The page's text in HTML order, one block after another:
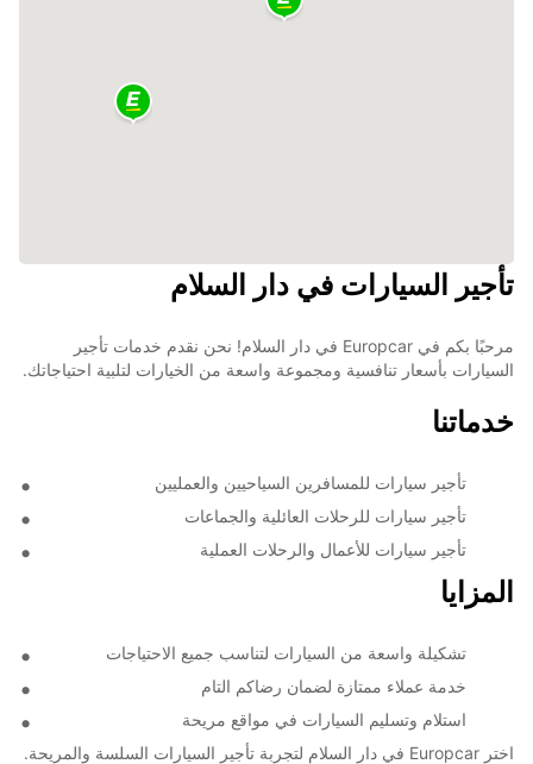
تأجير السيارات في دار السلام
مرحبًا بكم في Europcar في دار السلام! نحن نقدم خدمات تأجير
السيارات بأسعار تنافسية ومجموعة واسعة من الخيارات لتلبية احتياجاتك.
خدماتنا
تأجير سيارات للمسافرين السياحيين والعمليين
تأجير سيارات للرحلات العائلية والجماعات
تأجير سيارات للأعمال والرحلات العملية
المزايا
تشكيلة واسعة من السيارات لتناسب جميع الاحتياجات
خدمة عملاء ممتازة لضمان رضاكم التام
استلام وتسليم السيارات في مواقع مريحة
اختر Europcar في دار السلام لتجربة تأجير السيارات السلسة والمريحة.